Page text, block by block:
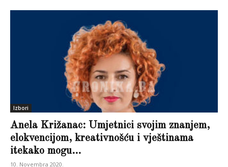
Izbori
Anela Križanac: Umjetnici svojim znanjem,
elokvencijom, kreativnošću i vještinama
itekako mogu...
10. Novembra 2020.